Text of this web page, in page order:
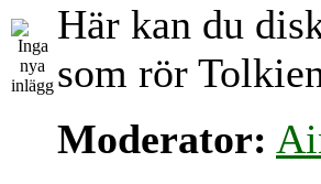
Här kan du
som rör
Moderator: